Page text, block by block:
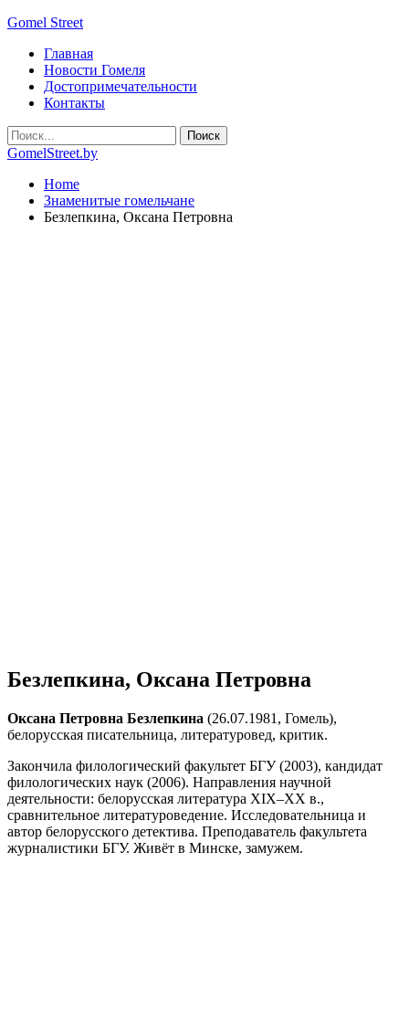
Gomel Street
Главная
Новости Гомеля
Достопримечательности
Контакты
GomelStreet.by
Home
Знаменитые гомельчане
Безлепкина, Оксана Петровна
Безлепкина, Оксана Петровна
Оксана Петровна Безлепкина (26.07.1981, Гомель),
белорусская писательница, литературовед, критик.
Закончила филологический факультет БГУ (2003), кандидат
филологических наук (2006). Направления научной
деятельности: белорусская литература XIX–XX в.,
сравнительное литературоведение. Исследовательница и
автор белорусского детектива. Преподаватель факультета
журналистики БГУ. Живёт в Минске, замужем.